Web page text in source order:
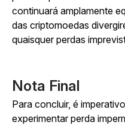
continuará amplamente
das criptomoedas
quaisquer perdas
Nota Final
Para concluir, é
experimentar perda